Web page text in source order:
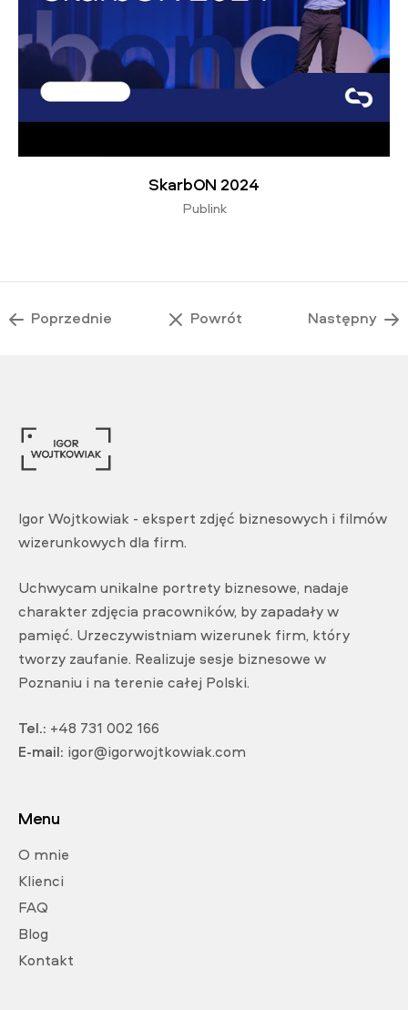
SkarbON 2024
Publink
Poprzednie Powrót Następny
Igor Wojtkowiak - ekspert zdjęć biznesowych i filmów
wizerunkowych dla firm.
Uchwycam unikalne portrety biznesowe, nadaje
charakter zdjęcia pracowników, by zapadały w
pamięć. Urzeczywistniam wizerunek firm, który
tworzy zaufanie. Realizuje sesje biznesowe w
Poznaniu i na terenie całej Polski.
Tel.: +48 731 002 166
E-mail: igor@igorwojtkowiak.com
Menu
O mnie
Klienci
FAQ
Blog
Kontakt